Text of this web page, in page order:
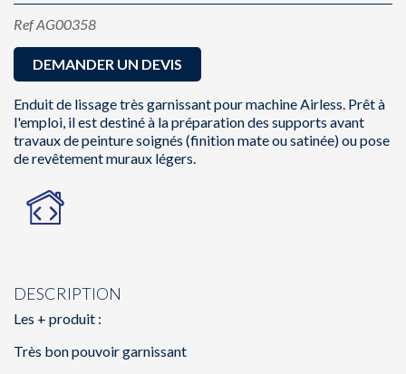
RefAG00358
DEMANDER UN DEVIS
Enduit de lissage très garnissant pour machine Airless. Prêt à
l'emploi, il est destiné à la préparation des supports avant
travaux de peinture soignés (finition mate ou satinée) ou pose
de revêtement muraux légers.
DESCRIPTION
Les + produit :
Très bon pouvoir garnissant